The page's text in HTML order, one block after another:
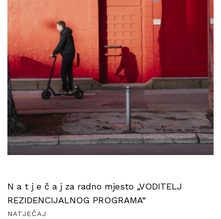
N a t j e č a j za radno mjesto „VODITELJ
REZIDENCIJALNOG PROGRAMA“
NATJEČAJ